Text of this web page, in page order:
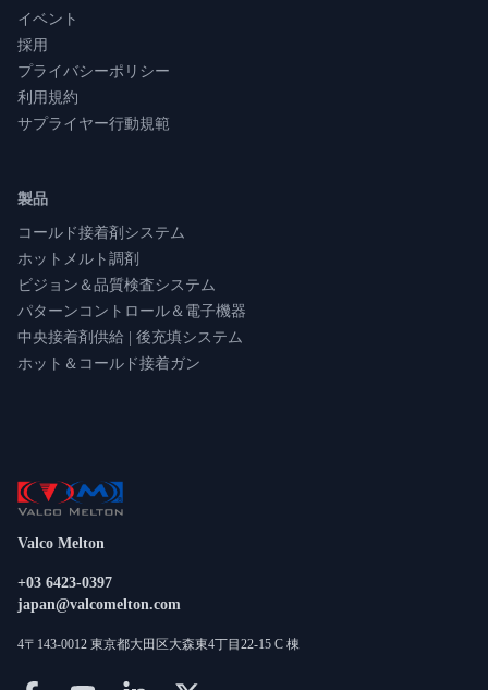
イベント
採用
プライバシーポリシー
利用規約
サプライヤー行動規範
製品
コールド接着剤システム
ホットメルト調剤
ビジョン＆品質検査システム
パターンコントロール＆電子機器
中央接着剤供給 | 後充填システム
ホット＆コールド接着ガン
Valco Melton
+03 6423-0397
japan@valcomelton.com
4〒143-0012 東京都大田区大森東4丁目22-15 C 棟